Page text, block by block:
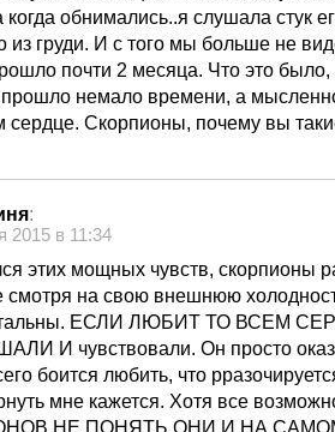
обнимались..я слушала стук
из груди. И с того мы больше не
почти 2 месяца. Что это
прошло немало времени, а
сердце. Скорпионы, почему вы
:
2015 в 11:34
этих мощных чувств, скорпионы
смотря на свою внешнюю
ЕСЛИ ЛЮБИТ ТО ВСЕМ
И чувствовали. Он просто
боится любить, что
мне кажется. Хотя все
НЕ ПОНЯТЬ ОНИ И НА